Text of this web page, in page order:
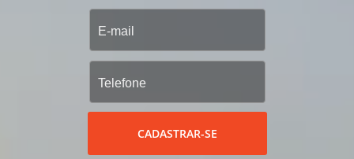
CADASTRAR-SE